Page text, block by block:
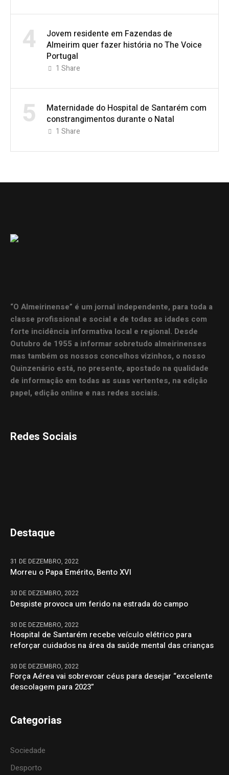
4
Jovem residente em Fazendas de
Almeirim quer fazer história no The Voice
Portugal
1 Share
5
Maternidade do Hospital de Santarém com
constrangimentos durante o Natal
1 Share
“O Almeirinense” é um jornal independente, para toda a
classe profissional e social e de todas as idades com
forte incidência informativa local e regional. Desde
Outubro de 1955 a informar sobretudo almeirinenses
mas também os nossos concelhos vizinhos, o nosso
Quinzenário está, no presente, apostado na qualidade
de informação em todas as suas vertentes, na edição
papel, edição online e nas redes sociais.
Redes Sociais
Destaque
31 DE DEZEMBRO, 2022
Morreu o Papa Emérito, Bento XVI
30 DE DEZEMBRO, 2022
Despiste provoca um ferido na estrada do campo
30 DE DEZEMBRO, 2022
Hospital de Santarém recebe veículo elétrico para
reforçar cuidados na área da saúde mental das crianças
30 DE DEZEMBRO, 2022
Força Aérea vai sobrevoar céus para desejar “excelente
descolagem para 2023”
Categorias
Sociedade
Desporto